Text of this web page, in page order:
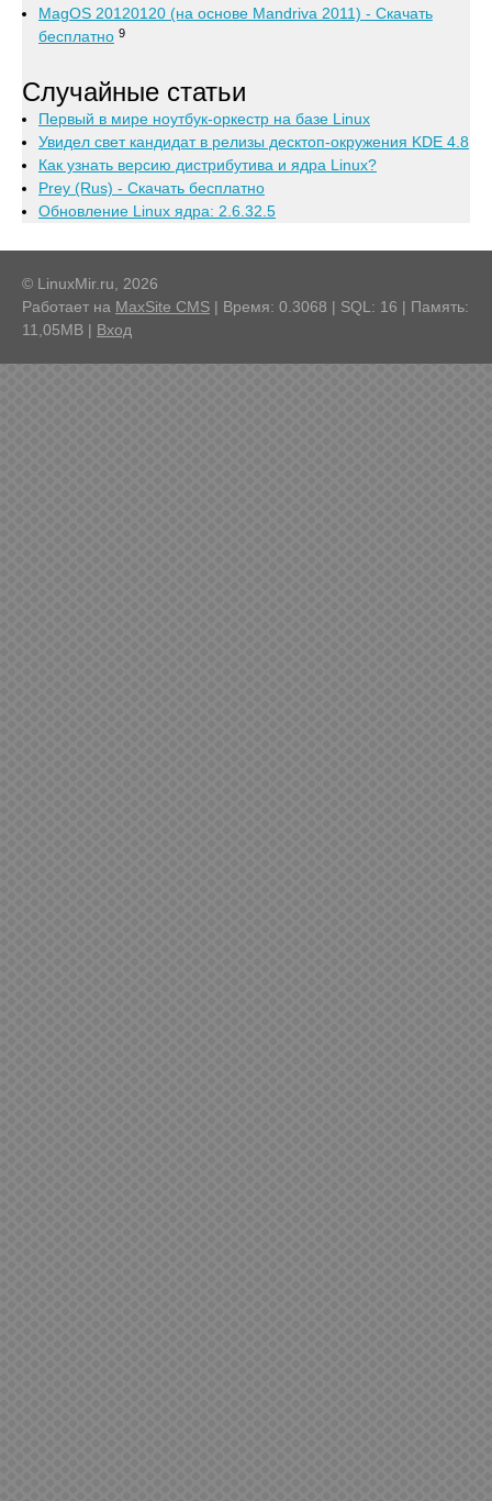
MagOS 20120120 (на основе Mandriva 2011) - Скачать
бесплатно 9
Случайные статьи
Первый в мире ноутбук-оркестр на базе Linux
Увидел свет кандидат в релизы десктоп-окружения KDE 4.8
Как узнать версию дистрибутива и ядра Linux?
Prey (Rus) - Скачать бесплатно
Обновление Linux ядра: 2.6.32.5
© LinuxMir.ru, 2026
Работает на MaxSite CMS | Время: 0.3068 | SQL: 16 | Память:
11,05MB | Вход